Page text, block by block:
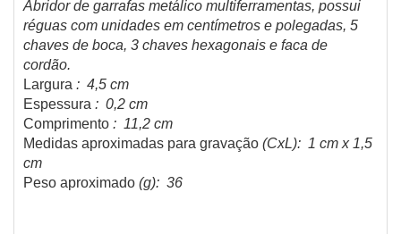
Abridor de garrafas metálico multiferramentas, possui
réguas com unidades em centímetros e polegadas, 5
chaves de boca, 3 chaves hexagonais e faca de
cordão.
Largura : 4,5 cm
Espessura : 0,2 cm
Comprimento : 11,2 cm
Medidas aproximadas para gravação (CxL): 1 cm x 1,5
cm
Peso aproximado (g): 36